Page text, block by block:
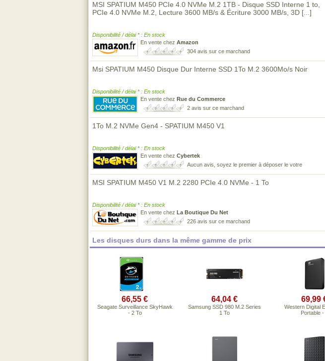
MSI SPATIUM M450 PCIe 4.0 NVMe M.2 1TB - Disque SSD Interne 1 to,
PCIe 4.0 NVMe M.2, Lecture 3600 MB/s & Écriture 3000 MB/s, 3D [...]
Disponibilité / délai * : En stock
En vente chez Amazon
304 avis sur ce marchand
Msi SPATIUM M450 Disque Dur Interne SSD 1To M.2 3600Mo/s Noir
Disponibilité / délai * : En stock
En vente chez Rue du Commerce
2 avis sur ce marchand
1To M.2 NVMe Gen4 - SPATIUM M450 V1
Disponibilité / délai * : En stock
En vente chez Cybertek
Aucun avis, soyez le premier à déposer le votre
MSI SPATIUM M450 V1 M.2 2280 PCIe 4.0 NVMe - 1 To
Disponibilité / délai * : En stock
En vente chez La Boutique Du Net
226 avis sur ce marchand
Les disques durs dans la même gamme de prix
66,55 €
Seagate Surveillance SkyHawk
- 2 To
64,04 €
Samsung SSD 980 M.2 Series
1 To
69,99
Western Digital
Portable - ..